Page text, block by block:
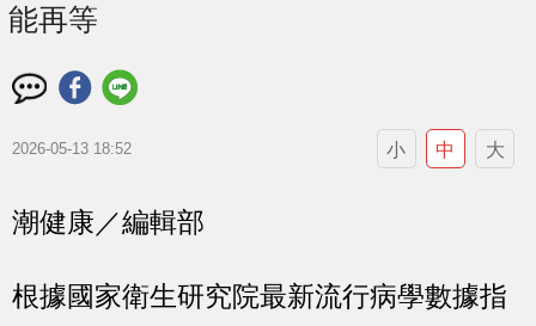
能再等
2026-05-13 18:52 小 中 大
潮健康／編輯部
根據國家衛生研究院最新流行病學數據指